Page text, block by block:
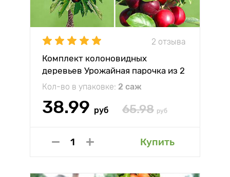
2 отзыва
Комплект колоновидных
деревьев Урожайная парочка из 2
саженцев
Кол-во в упаковке: 2 саж
38.99 руб 65.98 руб
Купить